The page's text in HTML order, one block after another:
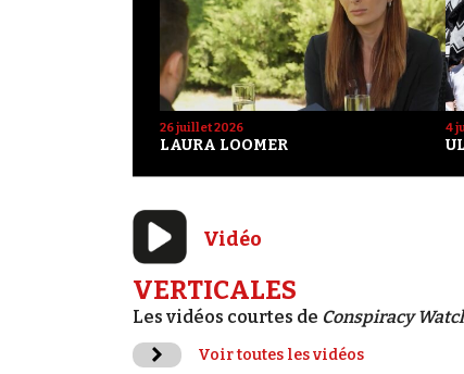
26 juillet 2026
LAURA LOOMER
4
Vidéo
VERTICALES
Les vidéos courtes de Conspiracy
Voir toutes les vidéos